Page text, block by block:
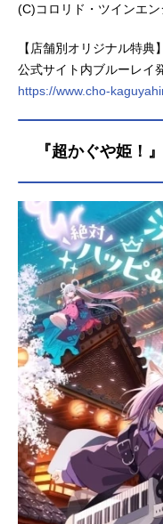
(C)コロリド・ツインエ
【店舗別オリジナル特典】
公式サイト内ブルーレイ
https://www.cho-
『超かぐや姫！